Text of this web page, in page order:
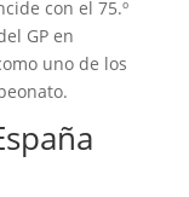
con el 75.º
GP en
uno de los